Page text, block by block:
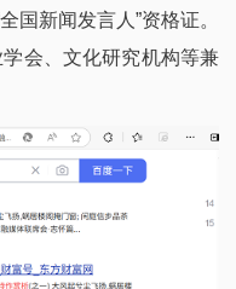
国新闻发言人”资格证。
会、文化研究机构等兼